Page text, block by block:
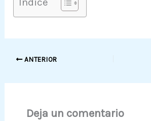
ANTERIOR
Deja un comentario